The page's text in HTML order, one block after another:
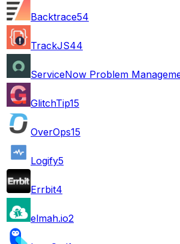
Backtrace54
TrackJS44
ServiceNow Problem
GlitchTip15
OverOps15
Logify5
Errbit4
elmah.io2